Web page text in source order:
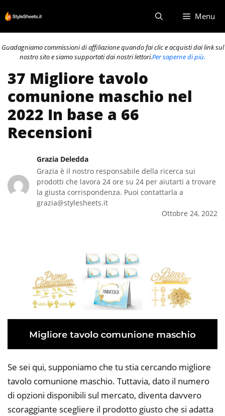
al
contenuto
Menu
Guadagniamo commissioni di affiliazione quando fai clic e acquisti dai link sul
nostro sito e siamo supportati dai nostri lettori.Per saperne di più.
37 Migliore tavolo
comunione maschio nel
2022 In base a 66
Recensioni
Grazia Deledda
Grazia è il nostro responsabile della ricerca sui
prodotti che lavora 24 ore su 24 per aiutarti a trovare
la giusta corrispondenza. Puoi contattarla a
grazia@stylesheets.it
Ottobre 24, 2022
Se sei qui, supponiamo che tu stia cercando migliore
tavolo comunione maschio. Tuttavia, dato il numero
di opzioni disponibili sul mercato, diventa davvero
scoraggiante scegliere il prodotto giusto che si adatta